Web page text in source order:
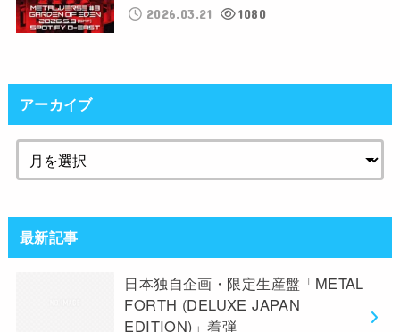
2026.03.21 1080
アーカイブ
最新記事
日本独自企画・限定生産盤「METAL
FORTH (DELUXE JAPAN
EDITION)」着弾